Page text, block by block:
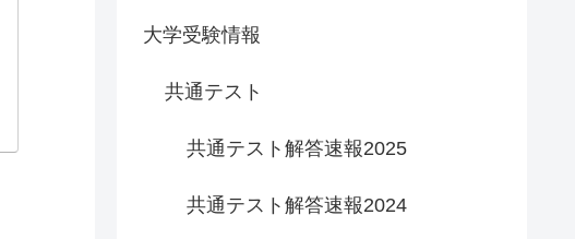
大学受験情報
共通テスト
共通テスト解答速報2025
共通テスト解答速報2024